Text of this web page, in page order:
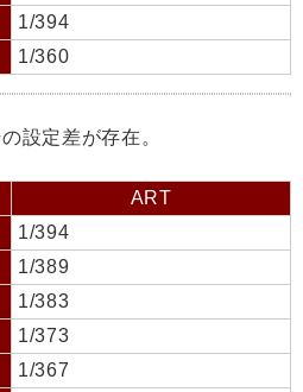
1/394
1/360
設定差が存在。
ART
1/394
1/389
1/383
1/373
1/367